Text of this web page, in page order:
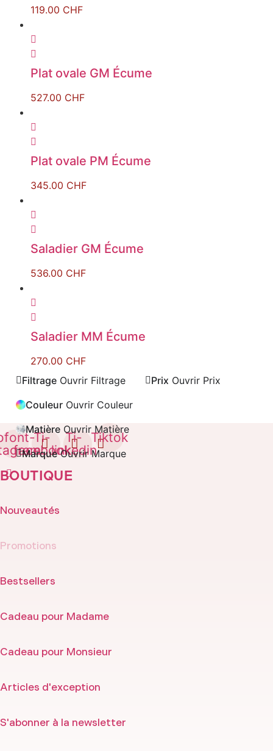
119.00 CHF
Plat ovale GM Écume
527.00 CHF
Plat ovale PM Écume
345.00 CHF
Saladier GM Écume
536.00 CHF
Saladier MM Écume
270.00 CHF
Filtrage Ouvrir Filtrage Prix Ouvrir Prix
Couleur Ouvrir Couleur
Matière Ouvrir Matière
Marque Ouvrir Marque
Ti-
facebook
Ti-
linkedin
Tiktok
BOUTIQUE
Nouveautés
Promotions
Bestsellers
Cadeau pour Madame
Cadeau pour Monsieur
Articles d'exception
S'abonner à la newsletter